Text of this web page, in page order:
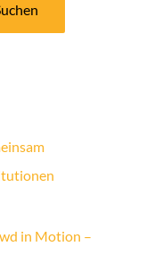
in Motion –